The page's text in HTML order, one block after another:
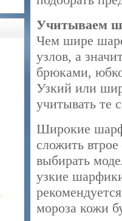
Учитываем
Чем шире
узлов, а
брюками,
Узкий или
учитывать те
Широкие
сложить
выбирать
узкие
мороза кожи